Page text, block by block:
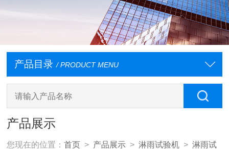
产品目录 / PRODUCT MENU
产品展示
您现在的位置：首页 > 产品展示 >淋雨试验机 >淋雨试